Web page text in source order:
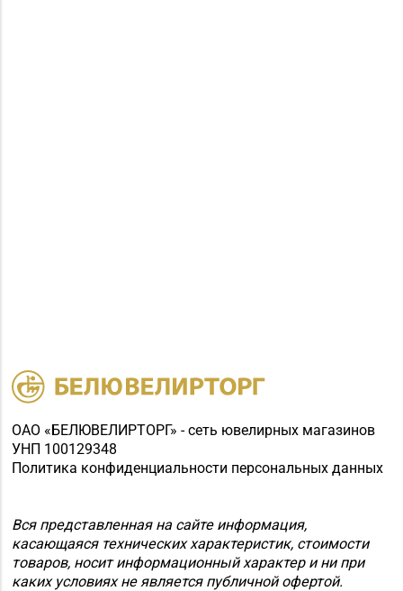
ОАО «БЕЛЮВЕЛИРТОРГ» - сеть ювелирных магазинов
УНП 100129348
Политика конфиденциальности персональных данных
Вся представленная на сайте информация,
касающаяся технических характеристик, стоимости
товаров, носит информационный характер и ни при
каких условиях не является публичной офертой.